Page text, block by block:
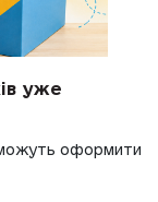
уже
оформити